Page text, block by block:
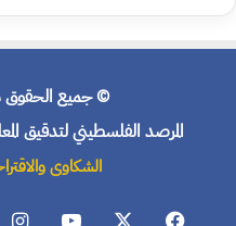
© جميع الحقوق
المرصد الفلسطيني لتدقيق
الشكاوى